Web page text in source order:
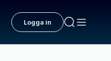
Logga in